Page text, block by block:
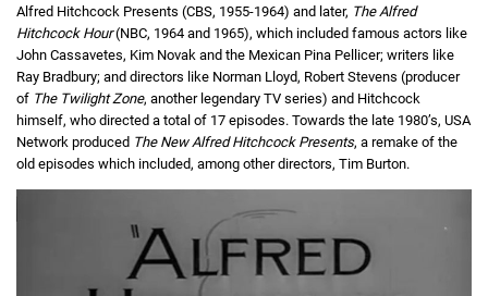
Alfred Hitchcock Presents (CBS, 1955-1964) and later, The Alfred
Hitchcock Hour(NBC, 1964 and 1965), which included famous actors like
John Cassavetes, Kim Novak and the Mexican Pina Pellicer; writers like
Ray Bradbury; and directors like Norman Lloyd, Robert Stevens (producer
of The Twilight Zone, another legendary TV series) and Hitchcock
himself, who directed a total of 17 episodes. Towards the late 1980’s, USA
Network produced The New Alfred Hitchcock Presents, a remake of the
old episodes which included, among other directors, Tim Burton.